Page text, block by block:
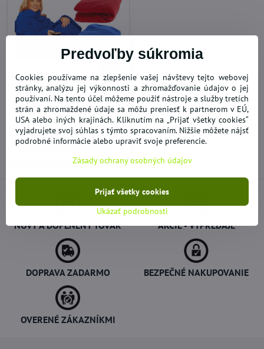
Hrejivá deka s rukávmi
SNUGGIE
SKLADOM
8,61 €
Zobraziť
NOVÝ A DOPLNENÝ TOVAR AKCIE - VÝPREDAJE
DOPRAVA ZADARMO BEZPEČNÉ NAKUPOVANIE
OVERENÉ ZÁKAZNÍKMI
Predvoľby súkromia
Cookies používame na zlepšenie vašej návštevy tejto webovej
stránky, analýzu jej výkonnosti a zhromažďovanie údajov o jej
používaní. Na tento účel môžeme použiť nástroje a služby tretích
strán a zhromaždené údaje sa môžu preniesť k partnerom v EÚ,
USA alebo iných krajinách. Kliknutím na „Prijať všetky cookies“
vyjadrujete svoj súhlas s týmto spracovaním. Nižšie môžete nájsť
podrobné informácie alebo upraviť svoje preferencie.
Zásady ochrany osobných údajov
Ukázať podrobnosti
Prijať všetky cookies